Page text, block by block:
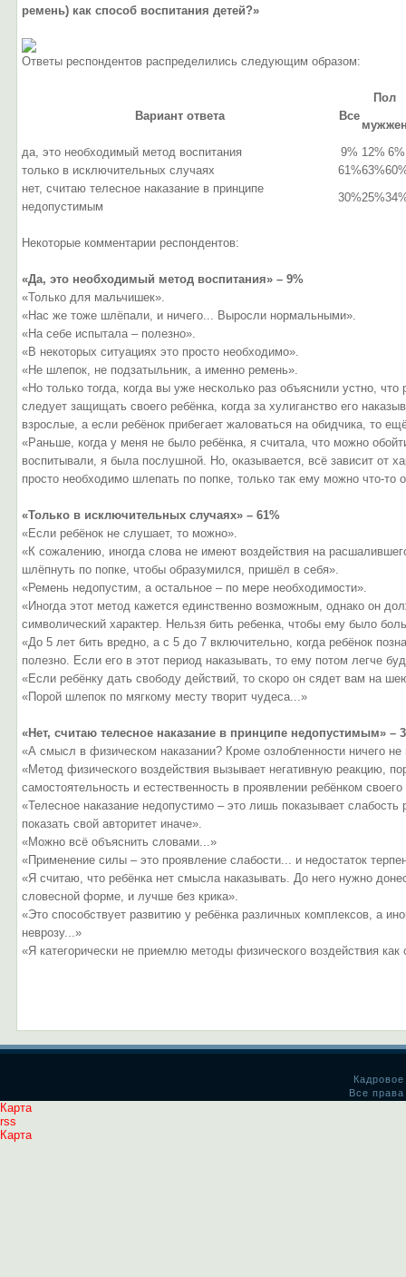
ремень) как способ воспитания детей?»
Ответы респондентов распределились следующим образом:
Вариант ответа Все
Пол
муж
да, это необходимый метод воспитания
9% 12% 6%
только в исключительных случаях
61%63%
нет, считаю телесное наказание в принципе
недопустимым
30%25%
Некоторые комментарии респондентов:
«Да, это необходимый метод воспитания» – 9%
«Только для мальчишек».
«Нас же тоже шлёпали, и ничего... Выросли нормальными».
«На себе испытала – полезно».
«В некоторых ситуациях это просто необходимо».
«Не шлепок, не подзатыльник, а именно ремень».
«Но только тогда, когда вы уже несколько раз объяснили устно, что
следует защищать своего ребёнка, когда за хулиганство его
взрослые, а если ребёнок прибегает жаловаться на обидчика, то
«Раньше, когда у меня не было ребёнка, я считала, что можно
воспитывали, я была послушной. Но, оказывается, всё зависит от
просто необходимо шлепать по попке, только так ему можно что-то
«Только в исключительных случаях» – 61%
«Если ребёнок не слушает, то можно».
«К сожалению, иногда слова не имеют воздействия на
шлёпнуть по попке, чтобы образумился, пришёл в себя».
«Ремень недопустим, а остальное – по мере необходимости».
«Иногда этот метод кажется единственно возможным, однако он
символический характер. Нельзя бить ребенка, чтобы ему было
«До 5 лет бить вредно, а с 5 до 7 включительно, когда ребёнок
полезно. Если его в этот период наказывать, то ему потом легче
«Если ребёнку дать свободу действий, то скоро он сядет вам на
«Порой шлепок по мягкому месту творит чудеса...»
«Нет, считаю телесное наказание в принципе недопустимым» –
«А смысл в физическом наказании? Кроме озлобленности ничего
«Метод физического воздействия вызывает негативную реакцию,
самостоятельность и естественность в проявлении ребёнком своего
«Телесное наказание недопустимо – это лишь показывает слабость
показать свой авторитет иначе».
«Можно всё объяснить словами...»
«Применение силы – это проявление слабости... и недостаток
«Я считаю, что ребёнка нет смысла наказывать. До него нужно
словесной форме, и лучше без крика».
«Это способствует развитию у ребёнка различных комплексов, а
неврозу...»
«Я категорически не приемлю методы физического воздействия как
Все
Карта
rss
Карта